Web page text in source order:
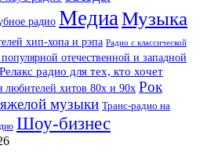
радио МедиаМузыка
хип-хопа и рэпа Радио с классической
отечественной и западной
Релакс радио для тех, кто хочет
любителей хитов 80х и 90х Рок
музыки Транс-радио на
Шоу-бизнес